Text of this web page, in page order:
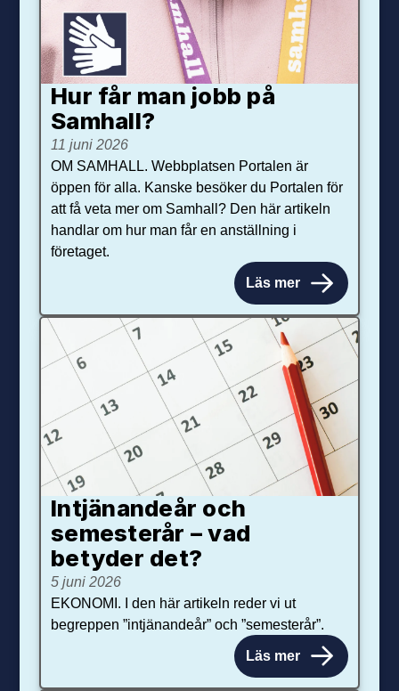
Hur får man jobb på
Samhall?
11 juni 2026
OM SAMHALL. Webbplatsen Portalen är
öppen för alla. Kanske besöker du Portalen för
att få veta mer om Samhall? Den här artikeln
handlar om hur man får en anställning i
företaget.
Läs mer
Intjänandeår och
semesterår – vad
betyder det?
5 juni 2026
EKONOMI. I den här artikeln reder vi ut
begreppen ”intjänandeår” och ”semesterår”.
Läs mer